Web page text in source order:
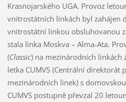
Krasnojarského UGA. Provoz
vnitrostátních linkách byl zahájen
vnitrostátní linkou obsluhovanou
stala linka Moskva – Alma-Ata.
(Classic) na mezinárodních linkách
letka CUMVS (Centrální direktorát
mezinárodních linek) s
CUMVS postupně převzal 20